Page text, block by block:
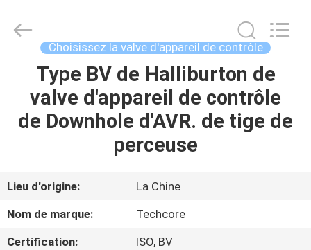
MAISON
PRODUITS
SUJET
DE
NOUS
Tools
Choisissez la valve d'appareil de contrôle
Type BV de Halliburton de
valve d'appareil de contrôle
de Downhole d'AVR. de tige de
perceuse
Lieu d'origine:
La Chine
Nom de marque:
Techcore
Certification:
ISO, BV